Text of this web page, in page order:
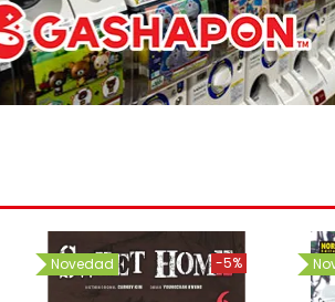
Novedad -5%